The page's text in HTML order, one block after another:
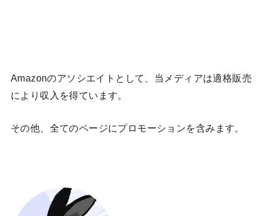
Amazonのアソシエイトとして、当メディアは適格販売
により収入を得ています。
その他、全てのページにプロモーションを含みます。